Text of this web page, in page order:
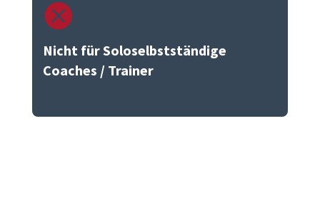

Nicht für Soloselbstständige
Coaches / Trainer